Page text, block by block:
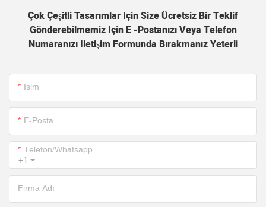
Çok Çeşitli Tasarımlar Için Size Ücretsiz Bir Teklif
Gönderebilmemiz Için E -postanızı Veya Telefon
Numaranızı Iletişim Formunda Bırakmanız Yeterli
Isim
E-Posta
+1
Telefon/whatsapp
Firma Adı